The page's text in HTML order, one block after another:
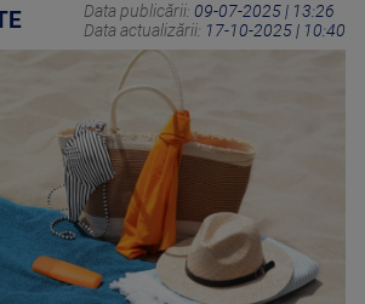
Data publicării: 09-07-2025 | 13:26
Data actualizării: 17-10-2025 | 10:40